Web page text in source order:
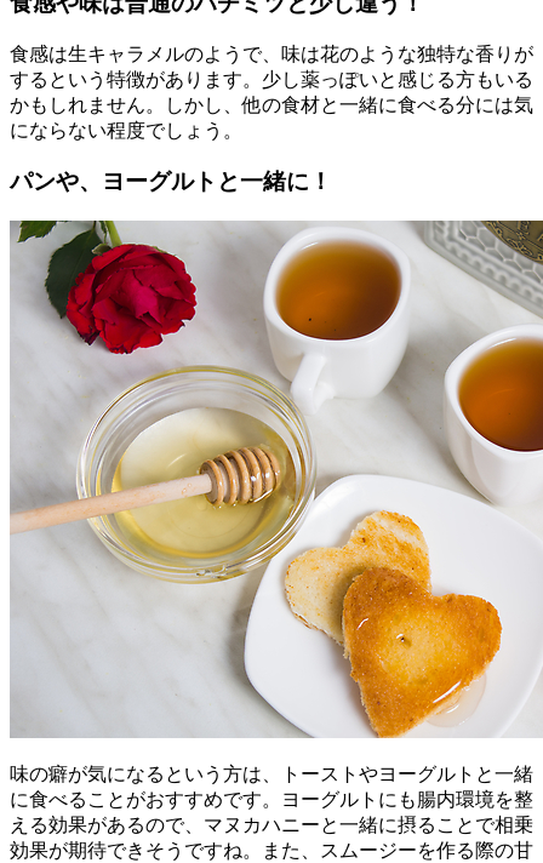
食感は生キャラメルのようで、味は花のような独特な香りが
するという特徴があります。少し薬っぽいと感じる方もいる
かもしれません。しかし、他の食材と一緒に食べる分には気
にならない程度でしょう。
パンや、ヨーグルトと一緒に！
味の癖が気になるという方は、トーストやヨーグルトと一緒
に食べることがおすすめです。ヨーグルトにも腸内環境を整
える効果があるので、マヌカハニーと一緒に摂ることで相乗
効果が期待できそうですね。また、スムージーを作る際の甘